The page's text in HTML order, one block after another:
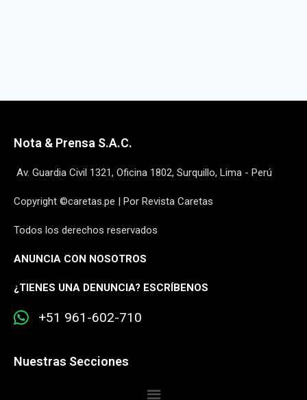
Nota & Prensa S.A.C.
Av. Guardia Civil 1321, Oficina 1802, Surquillo, Lima - Perú
Copyright ©caretas.pe | Por Revista Caretas
Todos los derechos reservados
ANUNCIA CON NOSOTROS
¿TIENES UNA DENUNCIA? ESCRÍBENOS
+51 961-602-710
Nuestras Secciones